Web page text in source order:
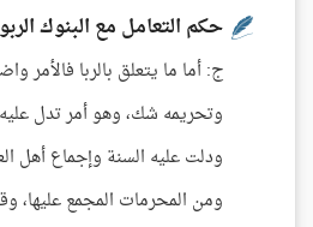
حكم التعامل مع البنوك
ج: أما ما يتعلق بالربا فالأمر
وتحريمه شك، وهو أمر تدل
ودلت عليه السنة وإجماع أهل
ومن المحرمات المجمع عليها،